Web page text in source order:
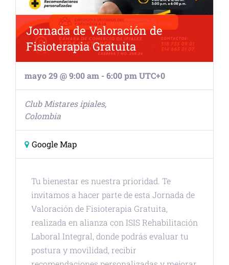
Jornada de Valoración de
Fisioterapia Gratuita
mayo 29 @ 9:00 am -6:00 pm UTC+0
Club Mistares ipiales,
Colombia
Google Map
Tu bienestar es nuestra prioridad. Te
invitamos a hacer parte de esta Jornada de
Valoración de Fisioterapia Gratuita,
realizada en alianza con ISIS Rehabilitación
Laboral Integral, donde podrás evaluar tu
postura y movilidad, recibir